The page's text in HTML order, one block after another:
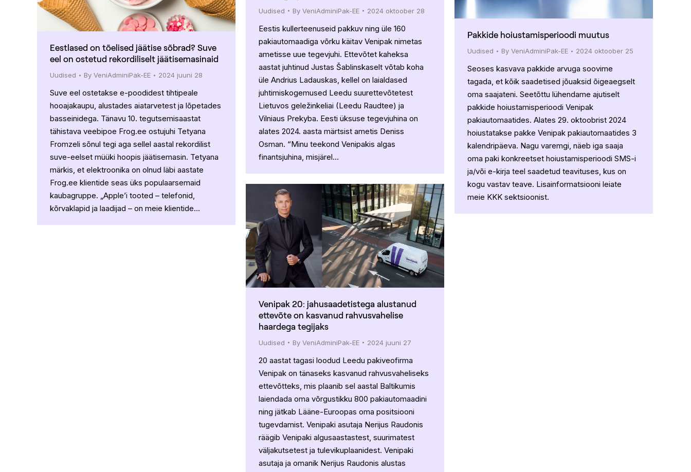
Uudised By VeniAdminiPak-EE 2024 oktoober 28
Eestis kullerteenuseid pakkuv ning üle 160
pakiautomaadiga võrku käitav Venipak nimetas
ametisse uue tegevjuhi. Ettevõtet kaheksa
aastat juhtinud Justas Šablinskaselt võtab koha
üle Andrius Ladauskas, kellel on laialdased
juhtimiskogemused Leedu suurettevõtetest
Lietuvos geležinkeliai (Leedu Raudtee) ja
Vilniaus Prekyba. Eesti üksuse tegevjuhina on
alates 2024. aasta märtsist ametis Deniss
Osman. “Minu teekond Venipakis algas
finantsjuhina, misjärel…
Pakkide hoiustamisperioodi muutus
Uudised By VeniAdminiPak-EE 2024 oktoober 25
Seoses kasvava pakkide arvuga soovime
tagada, et kõik saadetised jõuaksid õigeaegselt
oma saajateni. Seetõttu lühendame ajutiselt
pakkide hoiustamisperioodi Venipak
pakiautomaatides. Alates 29. oktoobrist 2024
hoiustatakse pakke Venipak pakiautomaatides 3
kalendripäeva. Nagu varemgi, näeb iga saaja
oma paki konkreetset hoiustamisperioodi SMS-i
ja/või e-kirja teel saadetud teavituses, kus on
kogu vastav teave. Lisainformatsiooni leiate
meie KKK sektsioonist.
Eestlased on tõelised jäätise sõbrad? Suve
eel on ostetud rekordiliselt jäätisemasinaid
Uudised By VeniAdminiPak-EE 2024 juuni 28
Suve eel ostetakse e-poodidest tihtipeale
hooajakaupu, alustades aiatarvetest ja lõpetades
basseinidega. Tänavu 10. tegutsemisaastat
tähistava veebipoe Frog.ee ostujuhi Tetyana
Fromzeli sõnul tegi aga sellel aastal rekordilist
suve-eelset müüki hoopis jäätisemasin. Tetyana
märkis, et elektroonika on olnud läbi aastate
Frog.ee klientide seas üks populaarsemaid
kaubagruppe. „Apple’i tooted – telefonid,
kõrvaklapid ja laadijad – on meie klientide…
Venipak 20: jahusaadetistega alustanud
ettevõte on kasvanud rahvusvahelise
haardega tegijaks
Uudised By VeniAdminiPak-EE 2024 juuni 27
20 aastat tagasi loodud Leedu pakiveofirma
Venipak on tänaseks kasvanud rahvusvaheliseks
ettevõtteks, mis plaanib sel aastal Baltikumis
laiendada oma võrgustikku 800 pakiautomaadini
ning jätkab Lääne-Euroopas oma positsiooni
tugevdamist. Venipaki asutaja Nerijus Raudonis
räägib Venipaki algusaastastest, suurimatest
väljakutsetest ja tulevikuplaanidest. Venipaki
asutaja ja omanik Nerijus Raudonis alustas